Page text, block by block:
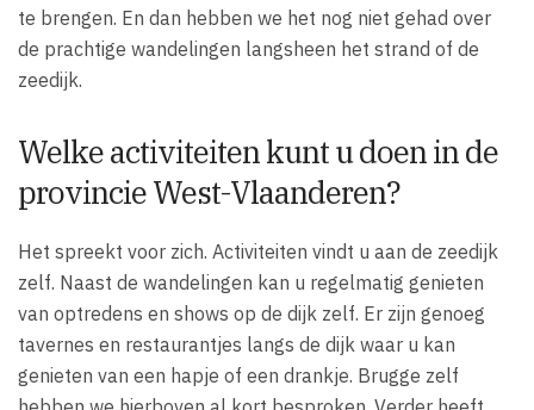
te brengen. En dan hebben we het nog niet gehad over
de prachtige wandelingen langsheen het strand of de
zeedijk.
Welke activiteiten kunt u doen in de
provincie West-Vlaanderen?
Het spreekt voor zich. Activiteiten vindt u aan de zeedijk
zelf. Naast de wandelingen kan u regelmatig genieten
van optredens en shows op de dijk zelf. Er zijn genoeg
tavernes en restaurantjes langs de dijk waar u kan
genieten van een hapje of een drankje. Brugge zelf